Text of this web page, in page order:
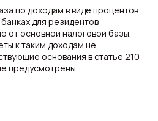
по доходам в виде процентов
для резидентов
от основной налоговой базы.
к таким доходам не
основания в статье 210
предусмотрены.